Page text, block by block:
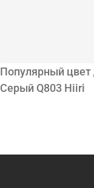
Популярный цвет
Серый Q803 Hiiri